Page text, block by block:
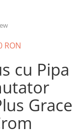
RON
cu Pipa
Grace